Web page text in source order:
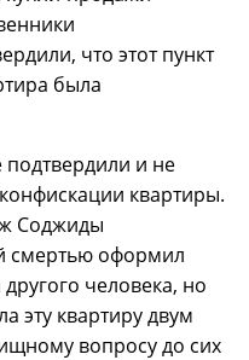
что этот пункт
была
и не
квартиры.
Соджиды
смертью оформил
человека, но
эту квартиру двум
вопросу до сих